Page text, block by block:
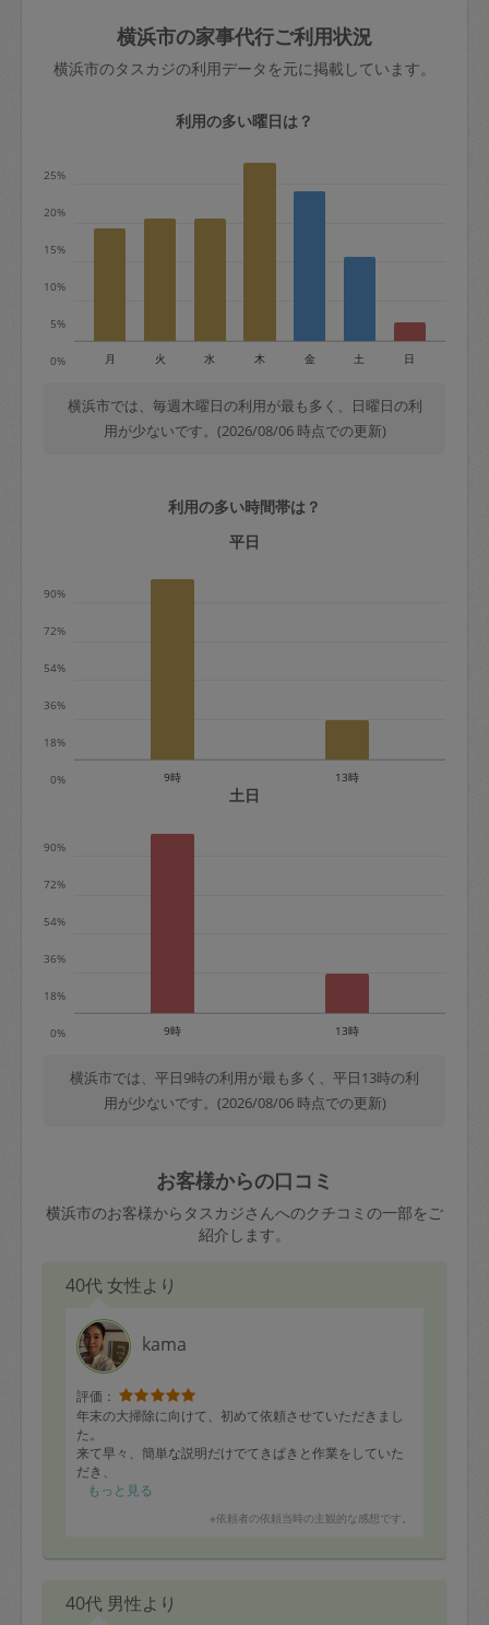
依頼者不在による当日キャンセル＝依頼
金額の100%＋交通費全額
※例：依頼日時／土曜日午前9時開始の場
水曜日9時〜金曜日9時まで＝依頼料金の
50%
金曜日9時～土曜日8時まで＝依頼金額の
＋交通費全額
依頼者不在による当日キャンセル＝依頼
金額の100%＋交通費全額
定期契約をキャンセルする場合、毎週定
期は月2回まで隔週定期は月1回までキャ
※キャンセル料金の設定について：
きた場合は損害保険の対象外となるので
ご注意ください。
玉、など
あわせてこちらも参照ください：初めて
はありますか？
横浜市の家事代行ご利用状況
横浜市のタスカジの利用データを元に掲載しています。
利用の多い曜日は？
0%
5%
10%
15%
20%
25%
月 火 水 木 金 土 日
横浜市では、毎週木曜日の利用が最も多く、日曜日の利
用が少ないです。(2026/08/06 時点での更新)
利用の多い時間帯は？
平日
0%
18%
36%
54%
72%
90%
9時 13時
土日
0%
18%
36%
54%
72%
90%
9時 13時
横浜市では、平日9時の利用が最も多く、平日13時の利
用が少ないです。(2026/08/06 時点での更新)
お客様からの口コミ
横浜市のお客様からタスカジさんへのクチコミの一部をご
紹介します。
40代 女性より
kama
評価：
年末の大掃除に向けて、初めて依頼させていただきまし
た。
来て早々、簡単な説明だけでてきぱきと作業をしていた
だき、
お願いしていた、お風呂・トイレ・キッチンに加え、
した。
「引っ越してきた当初くらいにきれいになってる！！ま
もっと見る
※依頼者の依頼当時の主観的な感想です。
40代 男性より